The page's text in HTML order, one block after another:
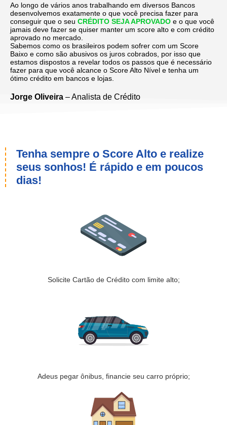
Ao longo de vários anos trabalhando em diversos Bancos
desenvolvemos exatamente o que você precisa fazer para
conseguir que o seu CRÉDITO SEJA APROVADO e o que você
jamais deve fazer se quiser manter um score alto e com crédito
aprovado no mercado.
Sabemos como os brasileiros podem sofrer com um Score
Baixo e como são abusivos os juros cobrados, por isso que
estamos dispostos a revelar todos os passos que é necessário
fazer para que você alcance o Score Alto Nível e tenha um
ótimo crédito em bancos e lojas.
Jorge Oliveira – Analista de Crédito
Tenha sempre o Score Alto e realize
seus sonhos! É rápido e em poucos
dias!
Solicite Cartão de Crédito com limite alto;
Adeus pegar ônibus, financie seu carro próprio;